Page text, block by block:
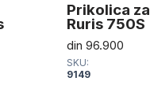
Prikolica
Ruris 750S
din 96.900
SKU:
9149